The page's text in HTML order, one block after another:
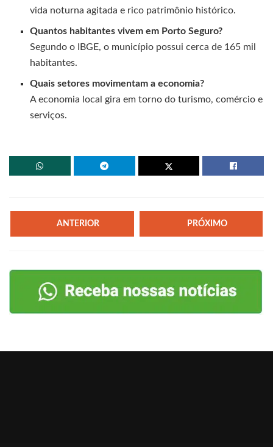
vida noturna agitada e rico patrimônio histórico.
Quantos habitantes vivem em Porto Seguro?
Segundo o IBGE, o município possui cerca de 165 mil
habitantes.
Quais setores movimentam a economia?
A economia local gira em torno do turismo, comércio e
serviços.
ANTERIOR PRÓXIMO